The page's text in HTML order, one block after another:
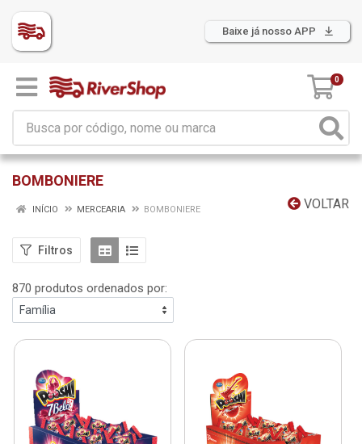
Baixe já nosso APP
0
BOMBONIERE
VOLTAR
INÍCIO MERCEARIA BOMBONIERE
Filtros
870 produtos ordenados por: